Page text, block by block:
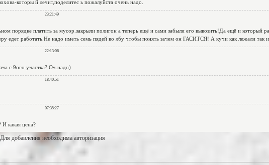
Для добавления необходима авторизация